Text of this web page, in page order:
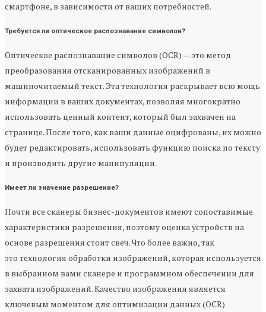
смартфоне, в зависимости от ваших потребностей.
Требуется ли оптическое распознавание символов?
Оптическое распознавание символов (OCR) — это метод
преобразования отсканированных изображений в
машиночитаемый текст. Эта технология раскрывает всю мощь
информации в ваших документах, позволяя многократно
использовать ценный контент, который был захвачен на
странице. После того, как ваши данные оцифрованы, их можно
будет редактировать, использовать функцию поиска по тексту
и производить другие манипуляции.
Имеет ли значение разрешение?
Почти все сканеры бизнес-документов имеют сопоставимые
характеристики разрешения, поэтому оценка устройств на
основе разрешения стоит свеч. Что более важно, так
это технология обработки изображений, которая используется
в выбранном вами сканере и программном обеспечении для
захвата изображений. Качество изображения является
ключевым моментом для оптимизации данных (OCR)